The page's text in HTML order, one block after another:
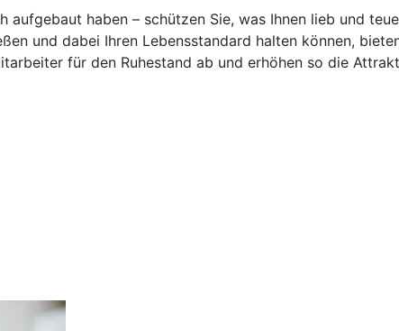
haben – schützen Sie, was Ihnen lieb und
und dabei Ihren Lebensstandard halten können,
für den Ruhestand ab und erhöhen so die